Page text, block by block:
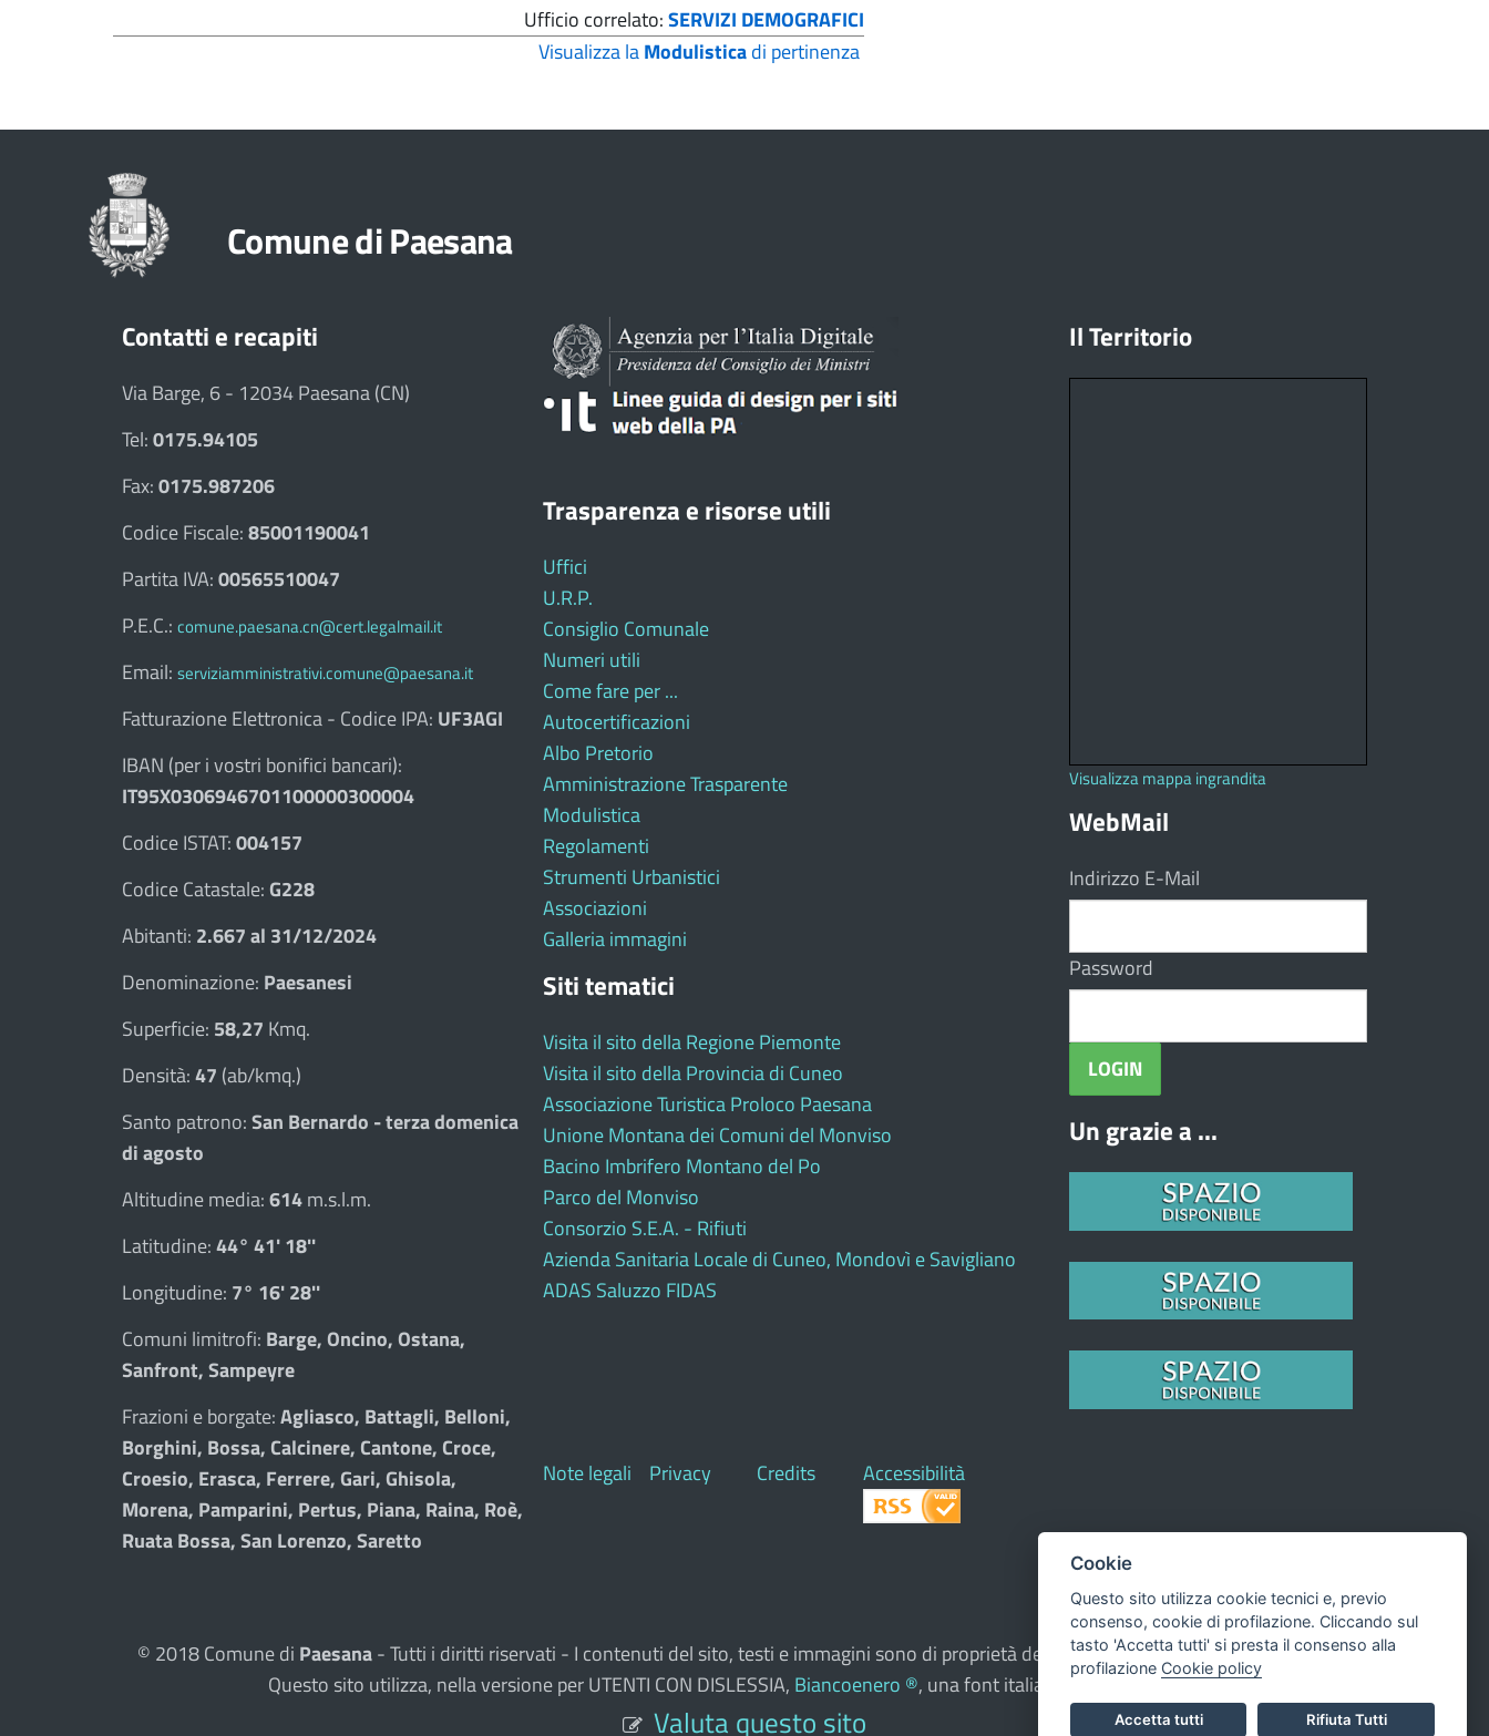
Ufficio correlato:SERVIZI DEMOGRAFICI
Visualizza laModulisticadi pertinenza
Comune di Paesana
Contatti e recapiti
Via Barge, 6 - 12034 Paesana (CN)
Tel:0175.94105
Fax:0175.987206
Codice Fiscale:85001190041
Partita IVA:00565510047
P.E.C.: comune.paesana.cn@cert.legalmail.it
Email: serviziamministrativi.comune@paesana.it
Fatturazione Elettronica - Codice IPA: UF3AGI
IBAN (per i vostri bonifici bancari):
IT95X0306946701100000300004
Codice ISTAT:004157
Codice Catastale:G228
Abitanti: 2.667 al 31/12/2024
Denominazione: Paesanesi
Superficie: 58,27 Kmq.
Densità:47 (ab/kmq.)
Santo patrono:San Bernardo - terza domenica
di agosto
Altitudine media:614m.s.l.m.
Latitudine:44° 41' 18''
Longitudine: 7° 16' 28''
Comuni limitrofi: Barge, Oncino, Ostana,
Sanfront, Sampeyre
Frazioni e borgate:Agliasco, Battagli, Belloni,
Borghini, Bossa, Calcinere, Cantone, Croce,
Croesio, Erasca, Ferrere, Gari, Ghisola,
Morena, Pamparini, Pertus, Piana, Raina, Roè,
Ruata Bossa, San Lorenzo, Saretto
Trasparenza e risorse utili
Uffici
U.R.P.
Consiglio Comunale
Numeri utili
Come fare per ...
Autocertificazioni
Albo Pretorio
Amministrazione Trasparente
Modulistica
Regolamenti
Strumenti Urbanistici
Associazioni
Galleria immagini
Siti tematici
Visita il sito della Regione Piemonte
Visita il sito della Provincia di Cuneo
Associazione Turistica Proloco Paesana
Unione Montana dei Comuni del Monviso
Bacino Imbrifero Montano del Po
Parco del Monviso
Consorzio S.E.A. - Rifiuti
Azienda Sanitaria Locale di Cuneo, Mondovì e Savigliano
ADAS Saluzzo FIDAS
Il Territorio
Visualizza mappa ingrandita
WebMail
Indirizzo E-Mail
Password
Un grazie a ...
Note legali Privacy Credits Accessibilità
© 2018 Comune di Paesana- Tutti i diritti riservati - I contenuti del sito, testi e immagini sono di proprietà del Comune - CMS:Città In Comune
Questo sito utilizza, nella versione per UTENTI CON DISLESSIA, Biancoenero ®, una font italiana ad Alta Leggibilità.
Valuta questo sito
Cookie
Questo sito utilizza cookie tecnici e, previo
consenso, cookie di profilazione. Cliccando sul
tasto 'Accetta tutti' si presta il consenso alla
profilazione Cookie policy
Accetta tutti Rifiuta Tutti